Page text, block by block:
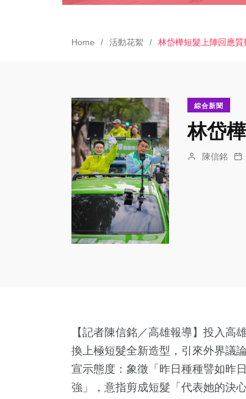
Home 活動花絮 林岱樺短髮上陣回應質
綜合新聞
林岱
陳信銘
【記者陳信銘／高雄報導】投入高
換上極短髮全新造型，引來外界議
宣示態度：象徵「昨日種種譬如昨
強」，意指剪成短髮「代表她的決心